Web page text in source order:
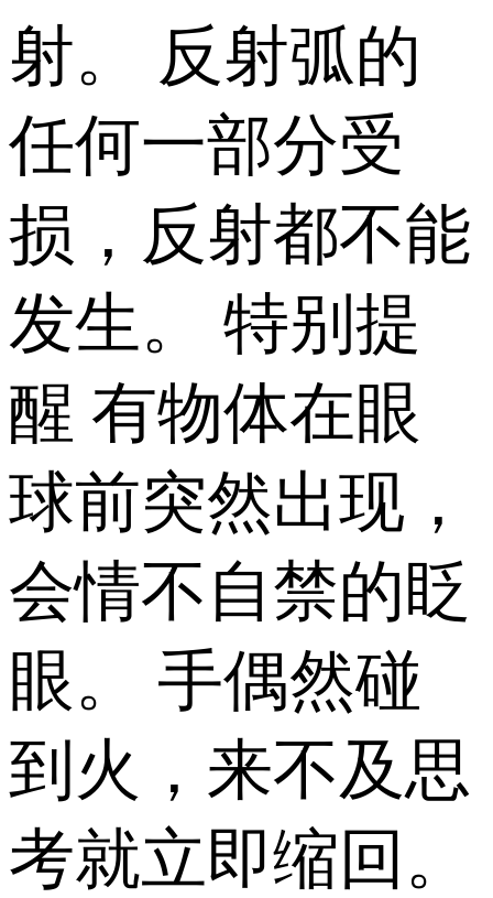
射。 反射弧的
任何一部分受
损，反射都不能
发生。 特别提
醒 有物体在眼
球前突然出现，
会情不自禁的眨
眼。 手偶然碰
到火，来不及思
考就立即缩回。